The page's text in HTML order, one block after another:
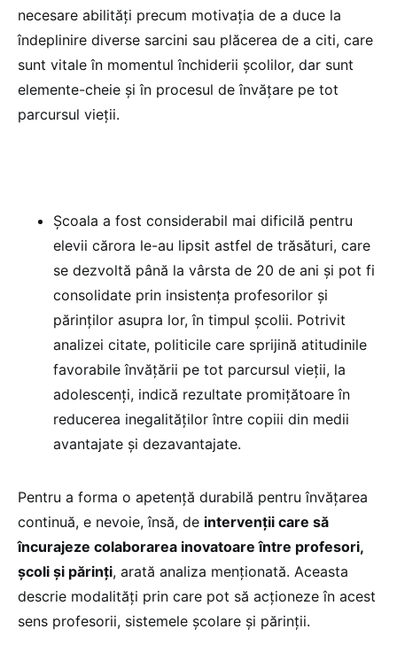
necesare abilități precum motivația de a duce la
îndeplinire diverse sarcini sau plăcerea de a citi, care
sunt vitale în momentul închiderii școlilor, dar sunt
elemente-cheie și în procesul de învățare pe tot
parcursul vieții.
Școala a fost considerabil mai dificilă pentru
elevii cărora le-au lipsit astfel de trăsături, care
se dezvoltă până la vârsta de 20 de ani și pot fi
consolidate prin insistența profesorilor și
părinților asupra lor, în timpul școlii. Potrivit
analizei citate, politicile care sprijină atitudinile
favorabile învățării pe tot parcursul vieții, la
adolescenți, indică rezultate promițătoare în
reducerea inegalităților între copiii din medii
avantajate și dezavantajate.
Pentru a forma o apetență durabilă pentru învățarea
continuă, e nevoie, însă, de intervenții care să
încurajeze colaborarea inovatoare între profesori,
școli și părinți, arată analiza menționată. Aceasta
descrie modalități prin care pot să acționeze în acest
sens profesorii, sistemele școlare și părinții.